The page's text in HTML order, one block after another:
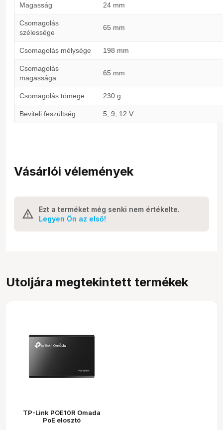
Magasság 24 mm
Csomagolás
szélessége
65 mm
Csomagolás mélysége 198 mm
Csomagolás
magassága
65 mm
Csomagolás tömege 230 g
Beviteli feszültség 5, 9, 12 V
Vásárlói vélemények
Ezt a terméket még senki nem értékelte.
Legyen Ön az első!
Utoljára megtekintett termékek
TP-Link POE10R Omada
PoE elosztó